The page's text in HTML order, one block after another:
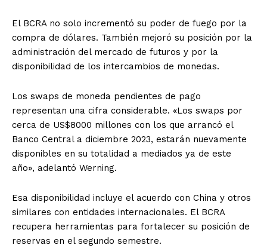
El BCRA no solo incrementó su poder de fuego por la
compra de dólares. También mejoró su posición por la
administración del mercado de futuros y por la
disponibilidad de los intercambios de monedas.
Los swaps de moneda pendientes de pago
representan una cifra considerable. «Los swaps por
cerca de US$8000 millones con los que arrancó el
Banco Central a diciembre 2023, estarán nuevamente
disponibles en su totalidad a mediados ya de este
año», adelantó Werning.
Esa disponibilidad incluye el acuerdo con China y otros
similares con entidades internacionales. El BCRA
recupera herramientas para fortalecer su posición de
reservas en el segundo semestre.